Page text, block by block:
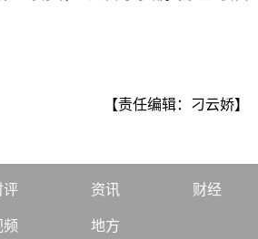
【责任编辑：刁云娇】
评 资讯 财经
频 地方